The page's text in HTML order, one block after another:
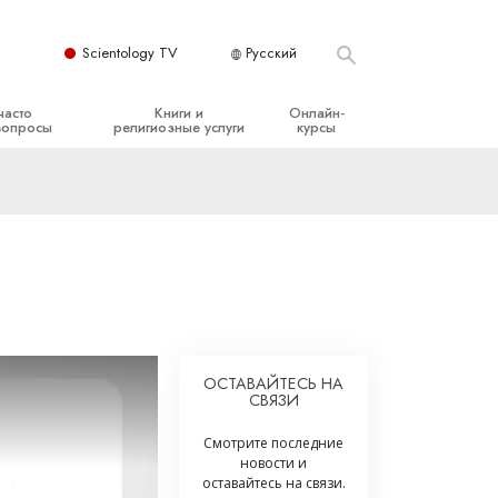
Scientology TV Русский
Книги и
религиозные услуги
Онлайн-
курсы
Помощь при болезнях и травмах
Целостность и честность
Шкала эмоциональных тонов
ОСТАВАЙТЕСЬ НА
СВЯЗИ
Смотрите последние
новости и
оставайтесь на связи.